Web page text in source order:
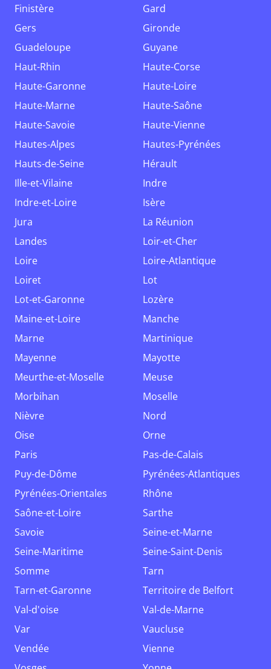
Finistère
Gard
Gers
Gironde
Guadeloupe
Guyane
Haut-Rhin
Haute-Corse
Haute-Garonne
Haute-Loire
Haute-Marne
Haute-Saône
Haute-Savoie
Haute-Vienne
Hautes-Alpes
Hautes-Pyrénées
Hauts-de-Seine
Hérault
Ille-et-Vilaine
Indre
Indre-et-Loire
Isère
Jura
La Réunion
Landes
Loir-et-Cher
Loire
Loire-Atlantique
Loiret
Lot
Lot-et-Garonne
Lozère
Maine-et-Loire
Manche
Marne
Martinique
Mayenne
Mayotte
Meurthe-et-Moselle
Meuse
Morbihan
Moselle
Nièvre
Nord
Oise
Orne
Paris
Pas-de-Calais
Puy-de-Dôme
Pyrénées-Atlantiques
Pyrénées-Orientales
Rhône
Saône-et-Loire
Sarthe
Savoie
Seine-et-Marne
Seine-Maritime
Seine-Saint-Denis
Somme
Tarn
Tarn-et-Garonne
Territoire de Belfort
Val-d'oise
Val-de-Marne
Var
Vaucluse
Vendée
Vienne